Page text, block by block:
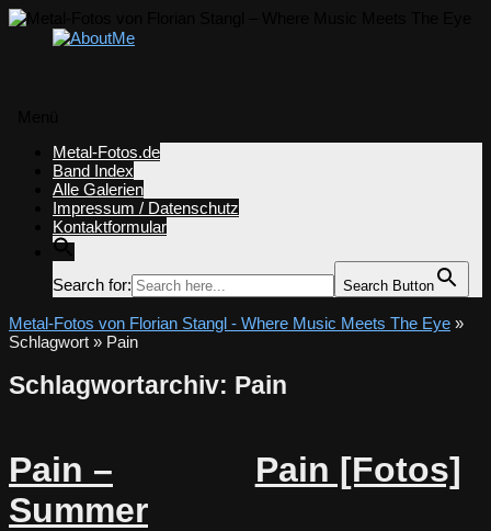
springen
Metal-Fotos.de
Band Index
Alle Galerien
Impressum / Datenschutz
Kontaktformular
Search for: Search Button
Metal-Fotos von Florian Stangl - Where Music Meets The Eye »
Schlagwort » Pain
Schlagwortarchiv: Pain
Pain –
Summer
Pain [Fotos]